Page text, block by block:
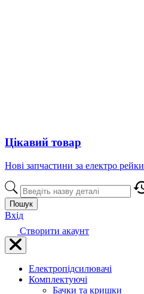
Цікавий товар
Нові запчастини за електро рейки
Пошук
Вхід
Створити акаунт
Електропідсилювачі
Комплектуючі
Бачки та кришки